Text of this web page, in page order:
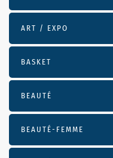
ART / EXPO
BASKET
BEAUTÉ
BEAUTÉ-FEMME